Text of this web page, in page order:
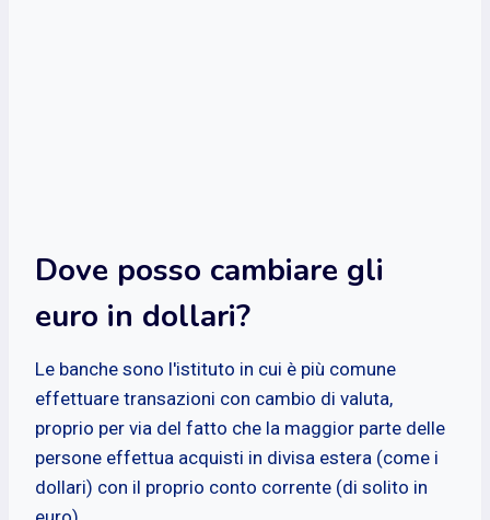
Dove posso cambiare gli
euro in dollari?
Le banche sono l'istituto in cui è più comune
effettuare transazioni con cambio di valuta,
proprio per via del fatto che la maggior parte delle
persone effettua acquisti in divisa estera (come i
dollari) con il proprio conto corrente (di solito in